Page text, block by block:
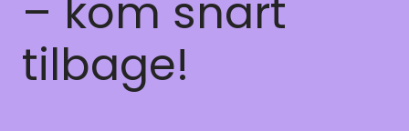
– kom snart
tilbage!